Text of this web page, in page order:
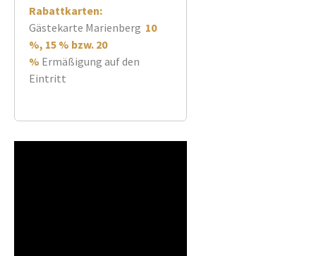
Rabattkarten:
Gästekarte Marienberg 10
%, 15 % bzw. 20
% Ermäßigung auf den
Eintritt